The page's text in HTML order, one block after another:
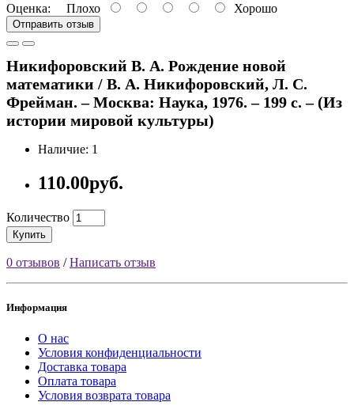
Оценка: Плохо Хорошо
Отправить отзыв
Никифоровский В. А. Рождение новой
математики / В. А. Никифоровский, Л. С.
Фрейман. – Москва: Наука, 1976. – 199 с. – (Из
истории мировой культуры)
Наличие: 1
110.00руб.
Количество
Купить
0 отзывов /Написать отзыв
Информация
О нас
Условия конфиденциальности
Доставка товара
Оплата товара
Условия возврата товара